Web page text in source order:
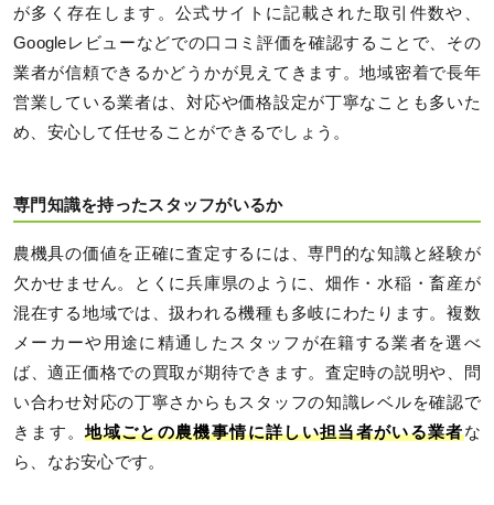
が多く存在します。公式サイトに記載された取引件数や、
Googleレビューなどでの口コミ評価を確認することで、その
業者が信頼できるかどうかが見えてきます。地域密着で長年
営業している業者は、対応や価格設定が丁寧なことも多いた
め、安心して任せることができるでしょう。
専門知識を持ったスタッフがいるか
農機具の価値を正確に査定するには、専門的な知識と経験が
欠かせません。とくに兵庫県のように、畑作・水稲・畜産が
混在する地域では、扱われる機種も多岐にわたります。複数
メーカーや用途に精通したスタッフが在籍する業者を選べ
ば、適正価格での買取が期待できます。査定時の説明や、問
い合わせ対応の丁寧さからもスタッフの知識レベルを確認で
きます。地域ごとの農機事情に詳しい担当者がいる業者な
ら、なお安心です。